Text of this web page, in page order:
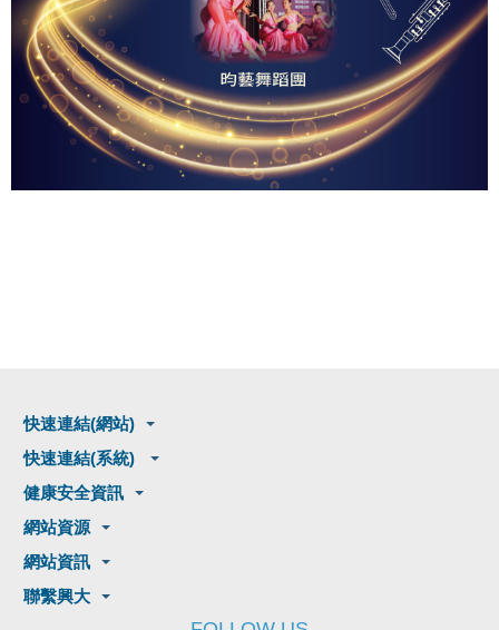
快速連結(網站)
快速連結(系統)
健康安全資訊
網站資源
網站資訊
聯繫興大